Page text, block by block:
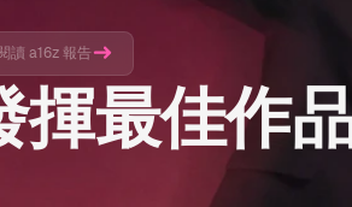
讀 a16z 報告
揮最佳作